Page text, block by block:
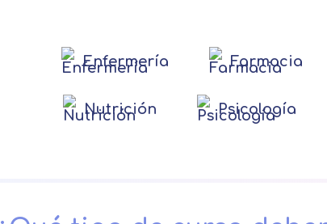
Enfermería Farmacia
Nutrición Psicología